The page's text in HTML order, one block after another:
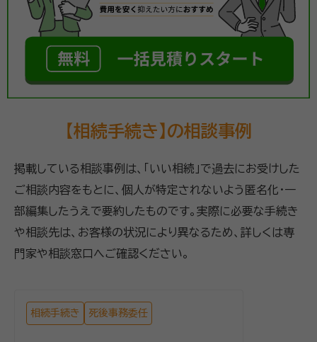
【相続手続き】の相談事例
掲載している相談事例は、「いい相続」で過去にお受けした
ご相談内容をもとに、個人が特定されないよう匿名化・一
部編集したうえで要約したものです。実際に必要な手続き
や相談先は、お客様の状況により異なるため、詳しくは専
門家や相談窓口へご確認ください。
相続手続き 死後事務委任